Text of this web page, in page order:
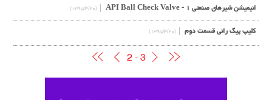
انیمیشن شیرهای صنعتی ۱ - API Ball Check Valve (۱۳۹۵/۳/۲۰)
کلیپ پیگ رانی قسمت دوم (۱۳۹۵/۳/۲۰)
2 - 3